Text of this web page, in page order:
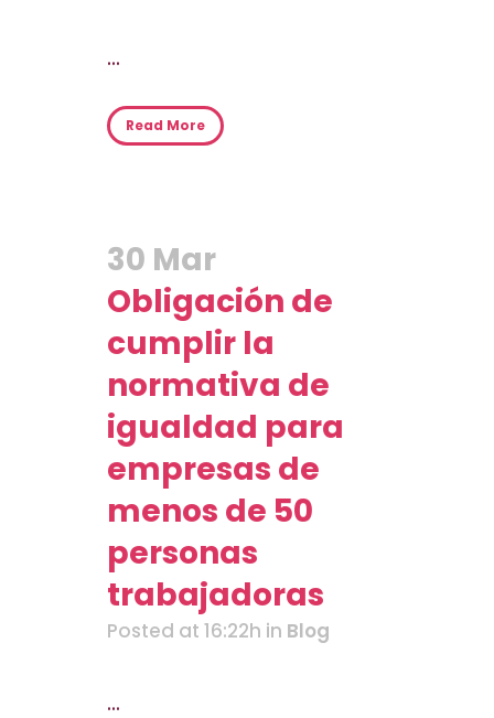
...
Read More
30 Mar
Obligación de
cumplir la
normativa de
igualdad para
empresas de
menos de 50
personas
trabajadoras
Posted at 16:22h in Blog
...